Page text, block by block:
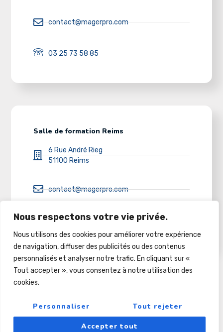
Nous respectons votre vie privée.
Nous utilisons des cookies pour améliorer votre expérience
de navigation, diffuser des publicités ou des contenus
personnalisés et analyser notre trafic. En cliquant sur «
Tout accepter », vous consentez à notre utilisation des
cookies.
Personnaliser Tout rejeter
Accepter tout
contact@magerpro.com
03 25 73 58 85
Salle de formation Reims
6 Rue André Rieg
51100 Reims
contact@magerpro.com
03 26 86 32 50